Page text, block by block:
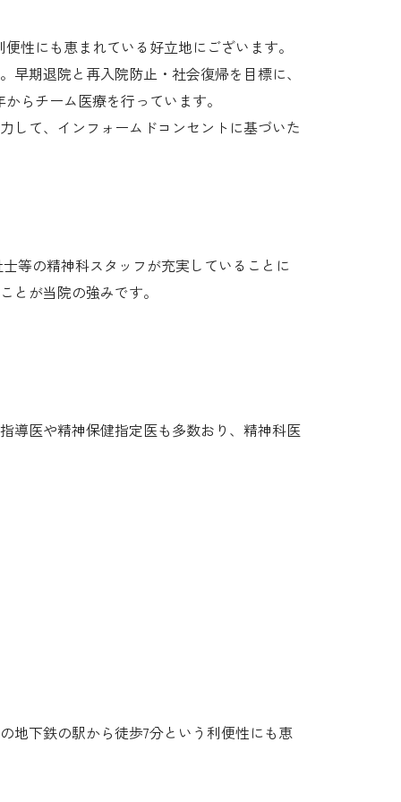
性にも恵まれている好立地にございます。
期退院と再入院防止・社会復帰を目標に、
らチーム医療を行っています。
して、インフォームドコンセントに基づいた
等の精神科スタッフが充実していることに
とが当院の強みです。
導医や精神保健指定医も多数おり、精神科医
地下鉄の駅から徒歩7分という利便性にも恵